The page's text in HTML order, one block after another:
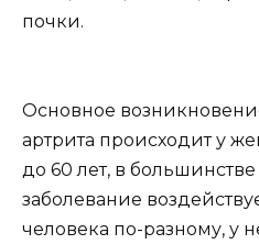
почки.
Основное
артрита происходит у
до 60 лет, в большинстве
заболевание
человека по-разному, у